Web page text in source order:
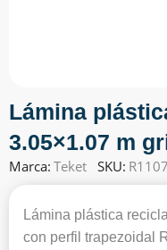
Lámina
3.05×1.07 m
Marca: Teket SKU:
Lámina plástica
con perfil trapezoidal